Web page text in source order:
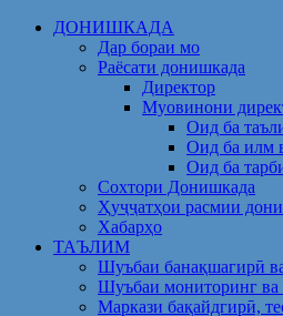
Skip
ДОНИШКАДА
Дар бораи мо
Раёсати донишкада
Директор
Муовинони
Оид ба
Оид ба илм
Оид ба
Сохтори Донишкада
Ҳуҷҷатҳои расмии
Хабарҳо
ТАЪЛИМ
Шуъбаи банақшагирӣ
Шуъбаи мониторинг ва
Маркази бақайдгирӣ,